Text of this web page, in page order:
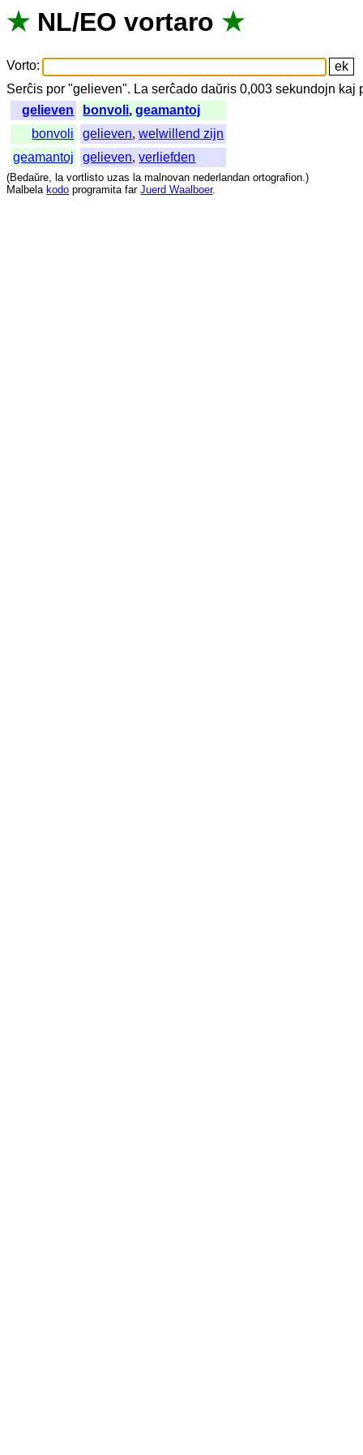
★ NL/EO vortaro ★
Vorto:
Serĉis por "gelieven". La serĉado daŭris 0,003sekundojn kaj
gelieven
bonvoli,geamantoj
bonvoli
gelieven,welwillend zijn
geamantoj
gelieven,verliefden
(Bedaŭre, la vortlisto uzas la malnovan nederlandan ortografion.)
Malbela kodo programita far Juerd Waalboer.